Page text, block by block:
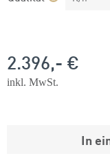
2.396,- €
inkl. MwSt.
In